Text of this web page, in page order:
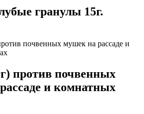
гранулы 15г.
против почвенных
и комнатных